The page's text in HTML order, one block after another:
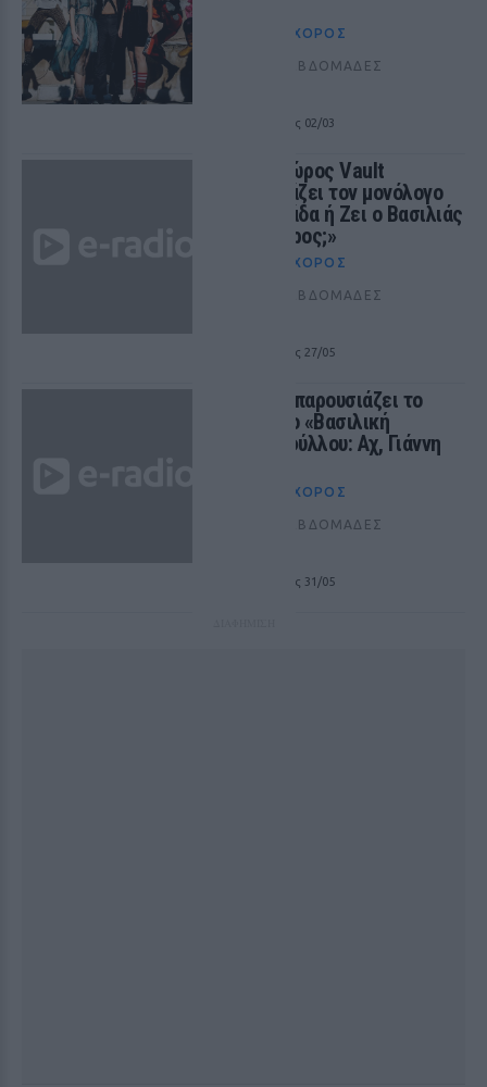
ΘΈΑΤΡΟ+ΧΟΡΌΣ
ΠΡΙΝ 441 ΕΒΔΟΜΆΔΕΣ
από 16/02 έως 02/03
Ο Πολυχώρος Vault
παρουσιάζει τον μονόλογο
«Ολυμπιάδα ή Ζει ο Βασιλιάς
Αλέξανδρος;»
ΘΈΑΤΡΟ+ΧΟΡΌΣ
ΠΡΙΝ 439 ΕΒΔΟΜΆΔΕΣ
από 07/03 έως 27/05
Το Vault παρουσιάζει το
μονόλογο «Βασιλική
Τριανταφύλλου: Αχ, Γιάννη
ΘΈΑΤΡΟ+ΧΟΡΌΣ
ΠΡΙΝ 439 ΕΒΔΟΜΆΔΕΣ
από 07/03 έως 31/05